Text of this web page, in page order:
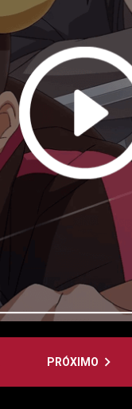
PRÓXIMO navigate_next